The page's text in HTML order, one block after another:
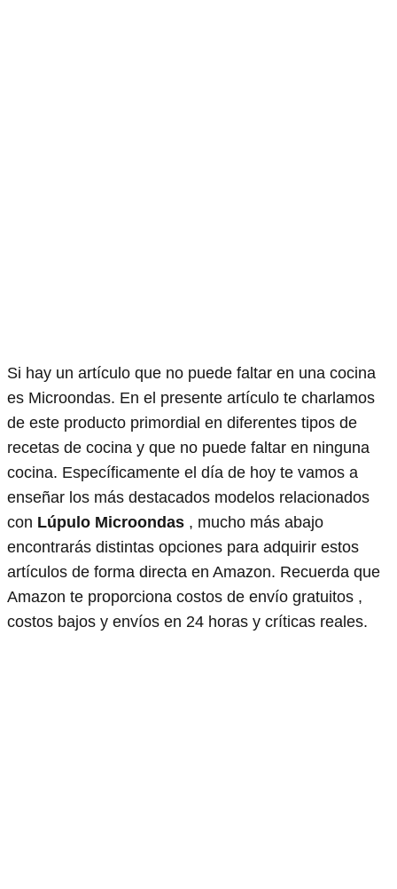
Si hay un artículo que no puede faltar en una cocina
es Microondas. En el presente artículo te charlamos
de este producto primordial en diferentes tipos de
recetas de cocina y que no puede faltar en ninguna
cocina. Específicamente el día de hoy te vamos a
enseñar los más destacados modelos relacionados
con Lúpulo Microondas , mucho más abajo
encontrarás distintas opciones para adquirir estos
artículos de forma directa en Amazon. Recuerda que
Amazon te proporciona costos de envío gratuitos ,
costos bajos y envíos en 24 horas y críticas reales.